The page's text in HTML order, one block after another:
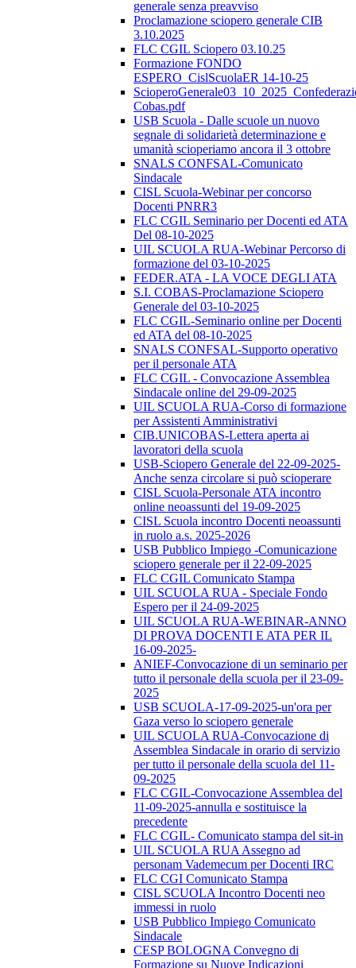
generale senza preavviso
Proclamazione sciopero generale CIB
3.10.2025
FLC CGIL Sciopero 03.10.25
Formazione FONDO
ESPERO_CislScuolaER 14-10-25
Cobas.pdf
USB Scuola - Dalle scuole un nuovo
segnale di solidarietà determinazione e
umanità scioperiamo ancora il 3 ottobre
SNALS CONFSAL-Comunicato
Sindacale
CISL Scuola-Webinar per concorso
Docenti PNRR3
FLC CGIL Seminario per Docenti ed ATA
Del 08-10-2025
UIL SCUOLA RUA-Webinar Percorso di
formazione del 03-10-2025
FEDER.ATA - LA VOCE DEGLI ATA
S.I. COBAS-Proclamazione Sciopero
Generale del 03-10-2025
FLC CGIL-Seminario online per Docenti
ed ATA del 08-10-2025
SNALS CONFSAL-Supporto operativo
per il personale ATA
FLC CGIL - Convocazione Assemblea
Sindacale online del 29-09-2025
UIL SCUOLA RUA-Corso di formazione
per Assistenti Amministrativi
CIB.UNICOBAS-Lettera aperta ai
lavoratori della scuola
USB-Sciopero Generale del 22-09-2025-
Anche senza circolare si può scioperare
CISL Scuola-Personale ATA incontro
online neoassunti del 19-09-2025
CISL Scuola incontro Docenti neoassunti
in ruolo a.s. 2025-2026
USB Pubblico Impiego -Comunicazione
sciopero generale per il 22-09-2025
FLC CGIL Comunicato Stampa
UIL SCUOLA RUA - Speciale Fondo
Espero per il 24-09-2025
UIL SCUOLA RUA-WEBINAR-ANNO
DI PROVA DOCENTI E ATA PER IL
16-09-2025-
ANIEF-Convocazione di un seminario per
tutto il personale della scuola per il 23-09-
2025
USB SCUOLA-17-09-2025-un'ora per
Gaza verso lo sciopero generale
UIL SCUOLA RUA-Convocazione di
Assemblea Sindacale in orario di servizio
per tutto il personale della scuola del 11-
09-2025
FLC CGIL-Convocazione Assemblea del
11-09-2025-annulla e sostituisce la
precedente
FLC CGIL- Comunicato stampa del sit-in
UIL SCUOLA RUA Assegno ad
personam Vademecum per Docenti IRC
FLC CGI Comunicato Stampa
CISL SCUOLA Incontro Docenti neo
immessi in ruolo
USB Pubblico Impiego Comunicato
Sindacale
CESP BOLOGNA Convegno di
Formazione su Nuove Indicazioni